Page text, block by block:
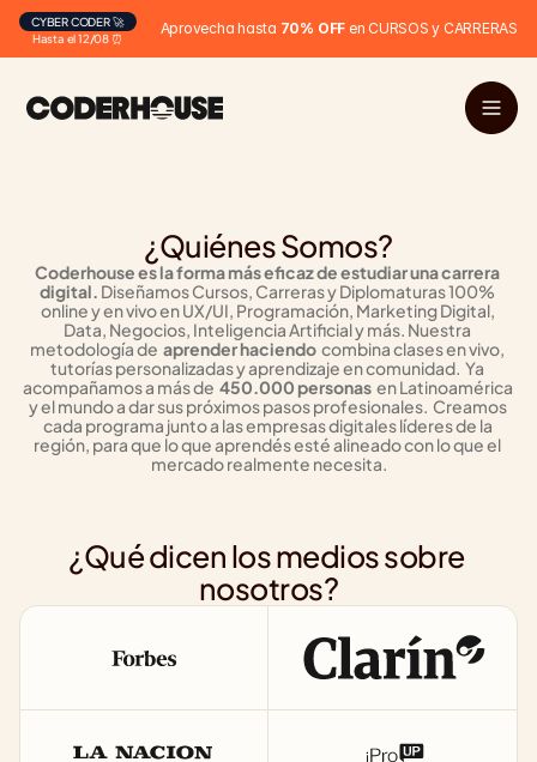
Hasta el 12/08 ⏰
CYBER CODER 🚀 Aprovecha hasta 70% OFF en CURSOS y CARRERAS
¿Quiénes Somos?
Coderhouse es la forma más eficaz de estudiar una carrera
digital. Diseñamos Cursos, Carreras y Diplomaturas 100%
online y en vivo en UX/UI, Programación, Marketing Digital,
Data, Negocios, Inteligencia Artificial y más. Nuestra
metodología de aprender haciendo
  combina clases en vivo,
tutorías personalizadas y aprendizaje en comunidad.  Ya
acompañamos a más de 450.000 personas
  en Latinoamérica
y el mundo a dar sus próximos pasos profesionales.  Creamos
cada programa junto a las empresas digitales líderes de la
región, para que lo que aprendés esté alineado con lo que el
mercado realmente necesita.
¿Qué dicen los medios sobre
nosotros?